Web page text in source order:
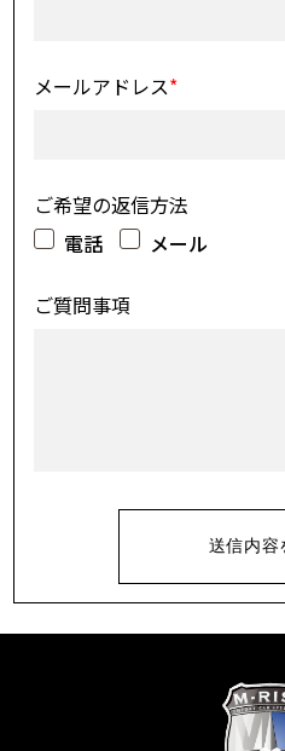
メールアドレス*
ご希望の返信方法
電話
メール
ご質問事項